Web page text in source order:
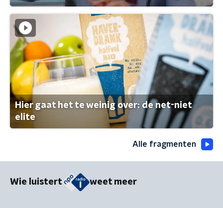
Hier gaat het te weinig over: de net-niet
elite
Alle fragmenten
Wie luistert weet meer